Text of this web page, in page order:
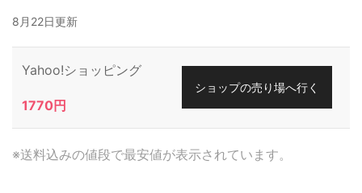
8月22日更新
Yahoo!ショッピング
1770円
ショップの売り場へ行く
※送料込みの値段で最安値が表示されています。